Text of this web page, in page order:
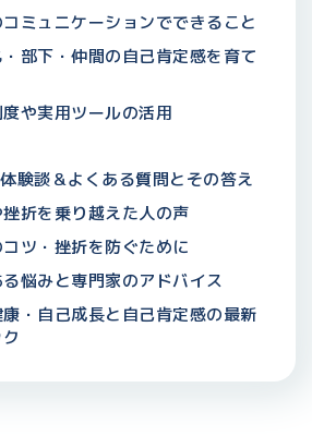
ミュニケーションでできること
・部下・仲間の自己肯定感を育て
や実用ツールの活用
験談＆よくある質問とその答え
挫折を乗り越えた人の声
ツ・挫折を防ぐために
悩みと専門家のアドバイス
・自己成長と自己肯定感の最新